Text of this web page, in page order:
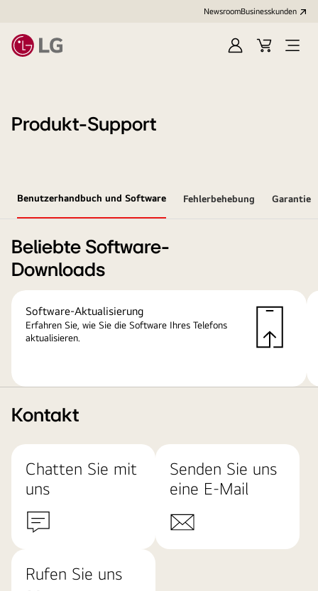
NewsroomBusinesskunden
AnmeldenWarenkorb
Menü
Produkt-Support
Benutzerhandbuch und Software Fehlerbehebung Garantie
Beliebte Software-
Downloads
Software-Aktualisierung
Erfahren Sie, wie Sie die Software Ihres Telefons
aktualisieren.
Kontakt
Chatten Sie mit
uns
Senden Sie uns
eine E-Mail
Rufen Sie uns